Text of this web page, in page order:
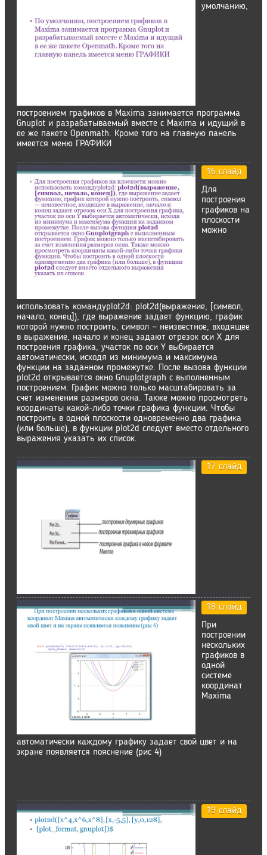
умолчанию,
построением графиков в Maxima занимается программа
Gnuplot и разрабатываемый вместе с Maxima и идущий в
ее же пакете Openmath. Кроме того на главную панель
имеется меню ГРАФИКИ
16 слайд
Для
построения
графиков на
плоскости
можно
использовать командуplot2d: plot2d(выражение, [символ,
начало, конец]), где выражение задает функцию, график
которой нужно построить, символ — неизвестное, входящее
в выражение, начало и конец задают отрезок оси Х для
построения графика, участок по оси Y выбирается
автоматически, исходя из минимума и максимума
функции на заданном промежутке. После вызова функции
plot2d открывается окно Gnuplotgraph с выполненным
построением. График можно только масштабировать за
счет изменения размеров окна. Также можно просмотреть
координаты какой-либо точки графика функции. Чтобы
построить в одной плоскости одновременно два графика
(или больше), в функции plot2d следует вместо отдельного
выражения указать их список.
17 слайд
18 слайд
При
построении
нескольких
графиков в
одной
системе
координат
Maxima
автоматически каждому графику задает свой цвет и на
экране появляется пояснение (рис 4)
19 слайд